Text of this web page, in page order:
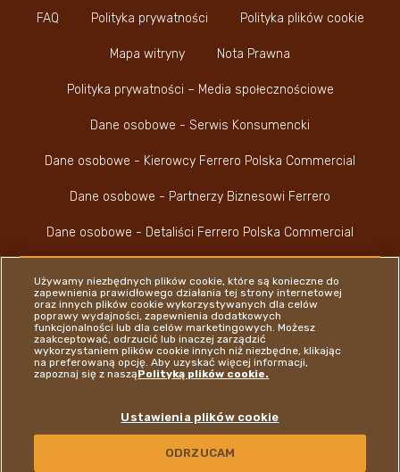
FAQ Polityka prywatności Polityka plików cookie
Mapa witryny Nota Prawna
Polityka prywatności – Media społecznościowe
Dane osobowe - Serwis Konsumencki
Dane osobowe - Kierowcy Ferrero Polska Commercial
Dane osobowe - Partnerzy Biznesowi Ferrero
Dane osobowe - Detaliści Ferrero Polska Commercial
Youtube Channel
Instagram
LinkedIn
Używamy niezbędnych plików cookie, które są konieczne do
zapewnienia prawidłowego działania tej strony internetowej
oraz innych plików cookie wykorzystywanych dla celów
poprawy wydajności, zapewnienia dodatkowych
funkcjonalności lub dla celów marketingowych. Możesz
zaakceptować, odrzucić lub inaczej zarządzić
wykorzystaniem plików cookie innych niż niezbędne, klikając
na preferowaną opcję. Aby uzyskać więcej informacji,
zapoznaj się z nasząPolityką plików cookie.
Ustawienia plików cookie
ODRZUCAM